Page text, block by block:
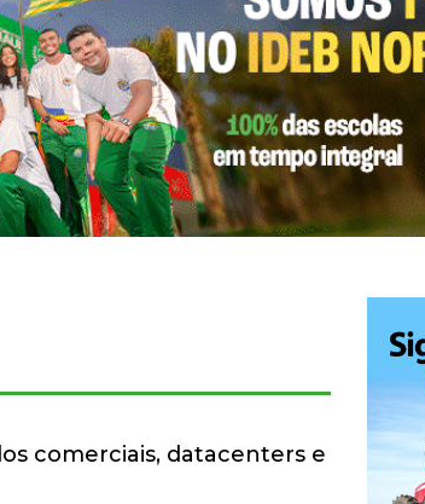
comerciais, datacenters e